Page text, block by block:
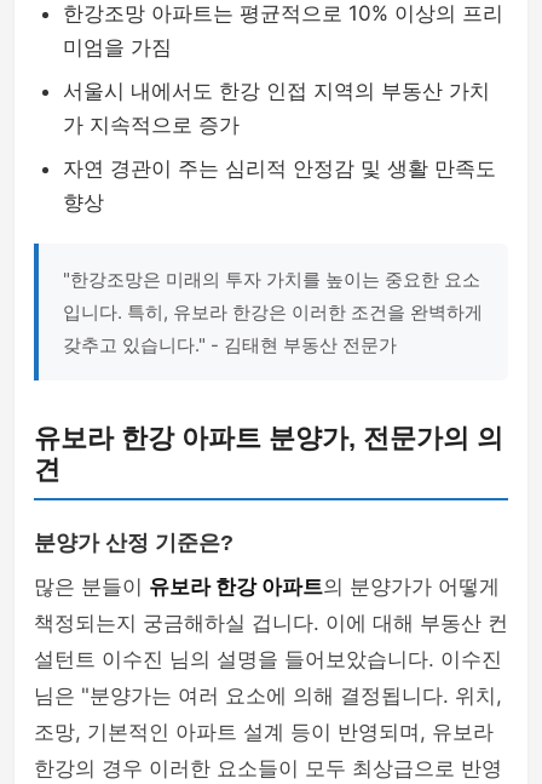
한강조망 아파트는 평균적으로 10% 이상의 프리
미엄을 가짐
서울시 내에서도 한강 인접 지역의 부동산 가치
가 지속적으로 증가
자연 경관이 주는 심리적 안정감 및 생활 만족도
향상
"한강조망은 미래의 투자 가치를 높이는 중요한 요소
입니다. 특히, 유보라 한강은 이러한 조건을 완벽하게
갖추고 있습니다." - 김태현 부동산 전문가
유보라 한강 아파트 분양가, 전문가의 의
견
분양가 산정 기준은?
많은 분들이 유보라 한강 아파트의 분양가가 어떻게
책정되는지 궁금해하실 겁니다. 이에 대해 부동산 컨
설턴트 이수진 님의 설명을 들어보았습니다. 이수진
님은 "분양가는 여러 요소에 의해 결정됩니다. 위치,
조망, 기본적인 아파트 설계 등이 반영되며, 유보라
한강의 경우 이러한 요소들이 모두 최상급으로 반영